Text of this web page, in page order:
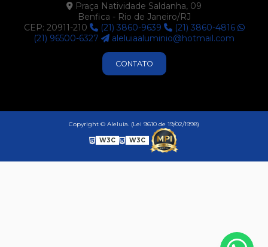
Praça Natividade Saldanha, 09
Benfica - Rio de Janeiro/RJ
CEP: 20911-210
(21) 3860-9639
(21) 3860-4816
(21) 96500-6327
aleluiaaluminio@hotmail.com
CONTATO
Copyright © Aleluia. (Lei 9610 de 19/02/1998)
W3C W3C